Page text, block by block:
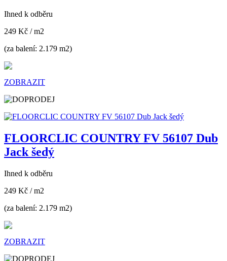
Ihned k odběru
249 Kč / m2
(za balení: 2.179 m2)
ZOBRAZIT
FLOORCLIC COUNTRY FV 56107 Dub
Jack šedý
Ihned k odběru
249 Kč / m2
(za balení: 2.179 m2)
ZOBRAZIT